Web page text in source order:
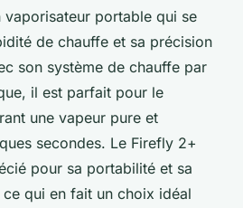
vaporisateur portable qui se
de chauffe et sa précision
son système de chauffe par
il est parfait pour le
une vapeur pure et
secondes. Le Firefly 2+
pour sa portabilité et sa
qui en fait un choix idéal